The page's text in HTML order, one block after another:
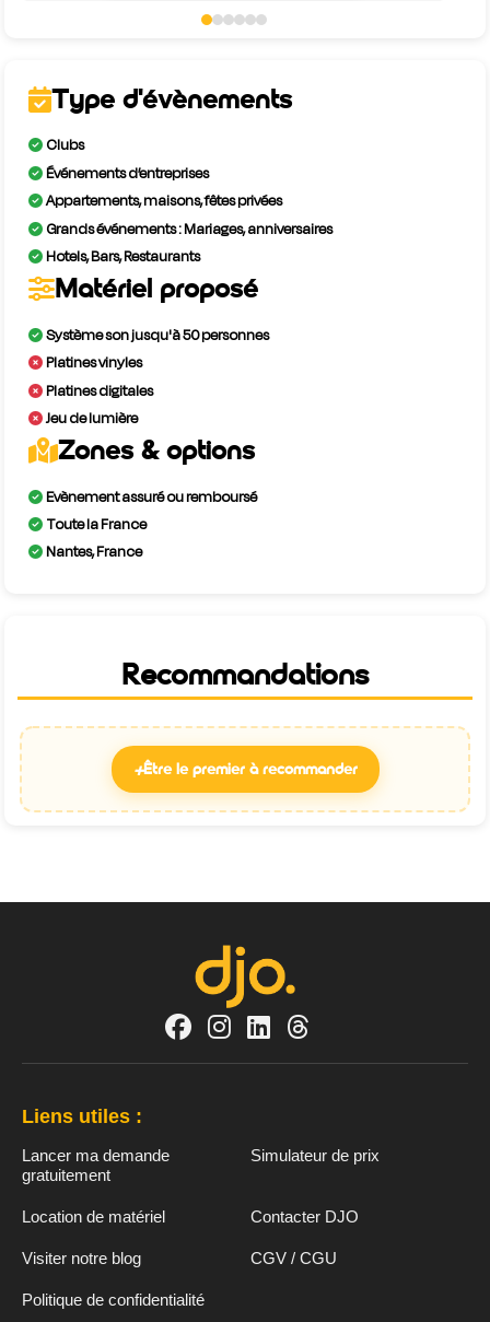
Type d'évènements
Clubs
Événements d’entreprises
Appartements, maisons, fêtes privées
Grands événements : Mariages, anniversaires
Hotels, Bars, Restaurants
Matériel proposé
Système son jusqu'à 50 personnes
Platines vinyles
Platines digitales
Jeu de lumière
Zones & options
Evènement assuré ou remboursé
Toute la France
Nantes, France
Recommandations
+Être le premier à recommander
Liens utiles :
Lancer ma demande
gratuitement
Simulateur de prix
Location de matériel Contacter DJO
Visiter notre blog CGV / CGU
Politique de confidentialité